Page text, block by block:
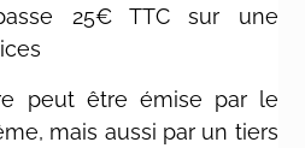
25€ TTC sur une
peut être émise par le
mais aussi par un tiers